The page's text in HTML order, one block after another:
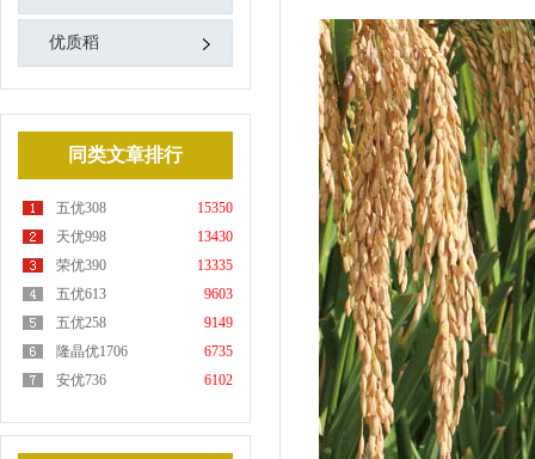
优质稻
同类文章排行
15350
五优308
13430
天优998
13335
荣优390
9603
五优613
9149
五优258
6735
隆晶优1706
6102
安优736